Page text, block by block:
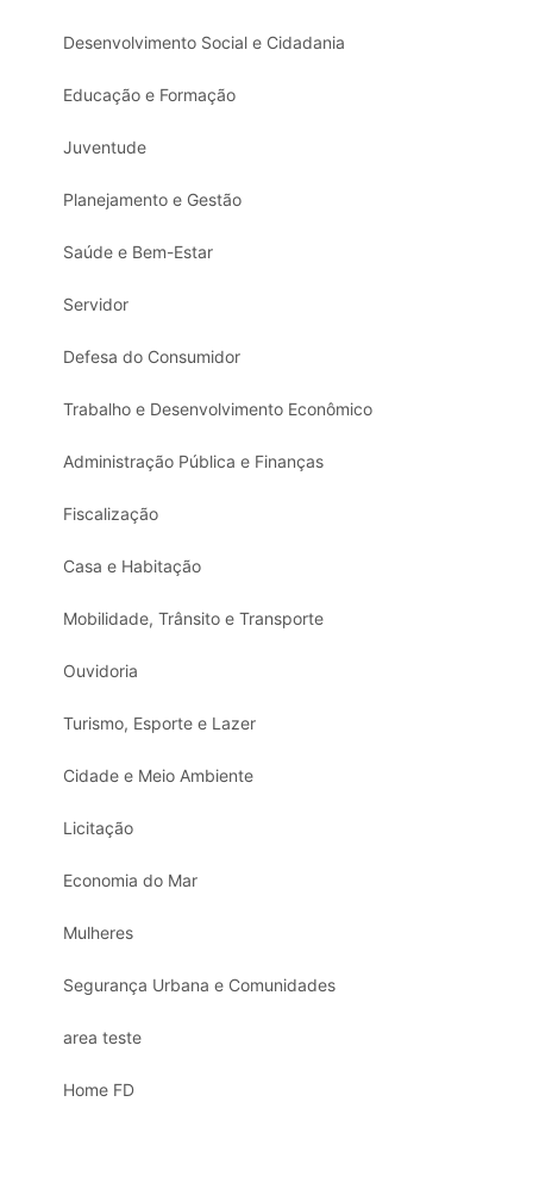
Desenvolvimento Social e Cidadania
Educação e Formação
Juventude
Planejamento e Gestão
Saúde e Bem-Estar
Servidor
Defesa do Consumidor
Trabalho e Desenvolvimento Econômico
Administração Pública e Finanças
Fiscalização
Casa e Habitação
Mobilidade, Trânsito e Transporte
Ouvidoria
Turismo, Esporte e Lazer
Cidade e Meio Ambiente
Licitação
Economia do Mar
Mulheres
Segurança Urbana e Comunidades
area teste
Home FD